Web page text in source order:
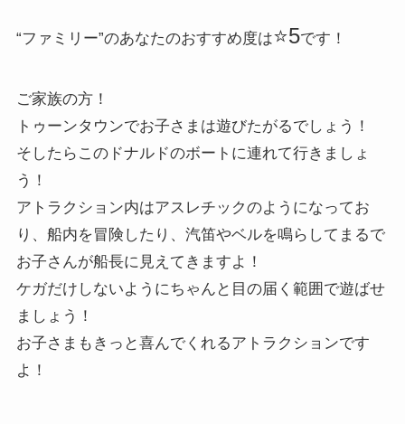
“ファミリー”のあなたのおすすめ度は⭐️5です！
ご家族の方！
トゥーンタウンでお子さまは遊びたがるでしょう！
そしたらこのドナルドのボートに連れて行きましょ
う！
アトラクション内はアスレチックのようになってお
り、船内を冒険したり、汽笛やベルを鳴らしてまるで
お子さんが船長に見えてきますよ！
ケガだけしないようにちゃんと目の届く範囲で遊ばせ
ましょう！
お子さまもきっと喜んでくれるアトラクションです
よ！